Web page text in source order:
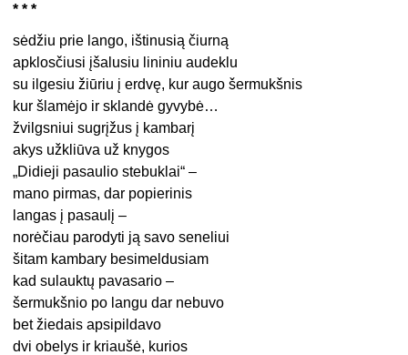
* * *
sėdžiu prie lango, ištinusią čiurną
apklosčiusi įšalusiu lininiu audeklu
su ilgesiu žiūriu į erdvę, kur augo šermukšnis
kur šlamėjo ir sklandė gyvybė…
žvilgsniui sugrįžus į kambarį
akys užkliūva už knygos
„Didieji pasaulio stebuklai“ –
mano pirmas, dar popierinis
langas į pasaulį –
norėčiau parodyti ją savo seneliui
šitam kambary besimeldusiam
kad sulauktų pavasario –
šermukšnio po langu dar nebuvo
bet žiedais apsipildavo
dvi obelys ir kriaušė, kurios